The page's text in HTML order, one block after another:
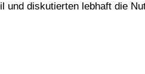
und diskutierten lebhaft die